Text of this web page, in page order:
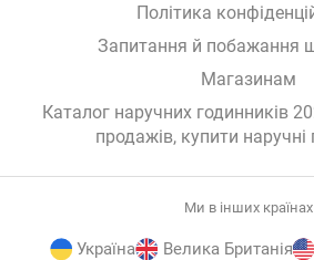
Політика
Запитання й побажання
Магазинам
Каталог наручних годинників
продажів, купити наручні
Ми в інших країнах
Україна Велика Британія